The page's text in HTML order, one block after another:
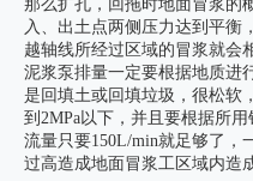
那么扩孔，回拖时地面冒浆的
入、出土点两侧压力达到平衡
越轴线所经过区域的冒浆就会
泥浆泵排量一定要根据地质进
是回填土或回填垃圾，很松软
到2MPa以下，并且要根据所
流量只要150L/min就足够了，
过高造成地面冒浆工区域内造